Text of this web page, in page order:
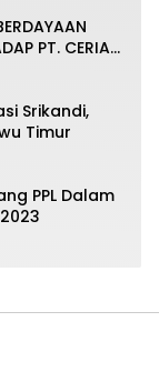
PT. CERIA
Srikandi,
Timur
PPL Dalam